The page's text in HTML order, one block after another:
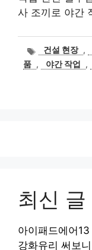
사 조끼로 야간
태건설 현장 ,
품 , 야간 작업 ,
최신 글
아이패드에어
강화유리 써보니